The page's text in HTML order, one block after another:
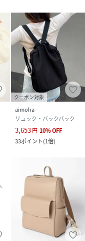
クーポン対象
aimoha
リュック・バックパック
3,653円 10%OFF
33ポイント(1倍)